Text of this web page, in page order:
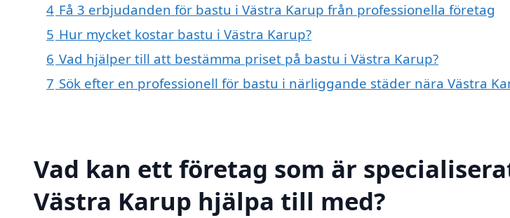
4 Få 3 erbjudanden för bastu i Västra Karup från professionella företag
5 Hur mycket kostar bastu i Västra Karup?
6 Vad hjälper till att bestämma priset på bastu i Västra Karup?
7 Sök efter en professionell för bastu i närliggande städer nära Västra
Vad kan ett företag som är
Västra Karup hjälpa till med?